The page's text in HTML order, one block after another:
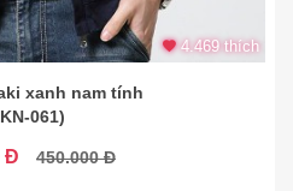
4.469 thích
xanh nam tính
061)
Đ 450.000 Đ